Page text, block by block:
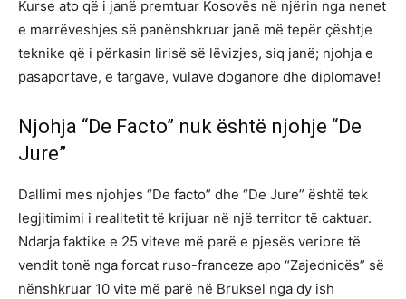
Kurse ato që i janë premtuar Kosovës në njërin nga nenet
e marrëveshjes së panënshkruar janë më tepër çështje
teknike që i përkasin lirisë së lëvizjes, siq janë; njohja e
pasaportave, e targave, vulave doganore dhe diplomave!
Njohja “De Facto” nuk është njohje “De
Jure”
Dallimi mes njohjes “De facto” dhe “De Jure” është tek
legjitimimi i realitetit të krijuar në një territor të caktuar.
Ndarja faktike e 25 viteve më parë e pjesës veriore të
vendit tonë nga forcat ruso-franceze apo “Zajednicës” së
nënshkruar 10 vite më parë në Bruksel nga dy ish